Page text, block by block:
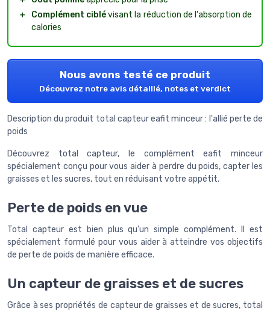
＋
Complément ciblévisant la réduction de l'absorption de
calories
Nous avons testé ce produit
Découvrez notre avis détaillé, notes et verdict
Description du produit total capteur eafit minceur : l'allié perte de
poids
Découvrez total capteur, le complément eafit minceur
spécialement conçu pour vous aider à perdre du poids, capter les
graisses et les sucres, tout en réduisant votre appétit.
Perte de poids en vue
Total capteur est bien plus qu'un simple complément. Il est
spécialement formulé pour vous aider à atteindre vos objectifs
de perte de poids de manière efficace.
Un capteur de graisses et de sucres
Grâce à ses propriétés de capteur de graisses et de sucres, total